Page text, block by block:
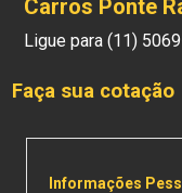
Carros Ponte
Ligue para(11)
Faça sua cotação
Informações